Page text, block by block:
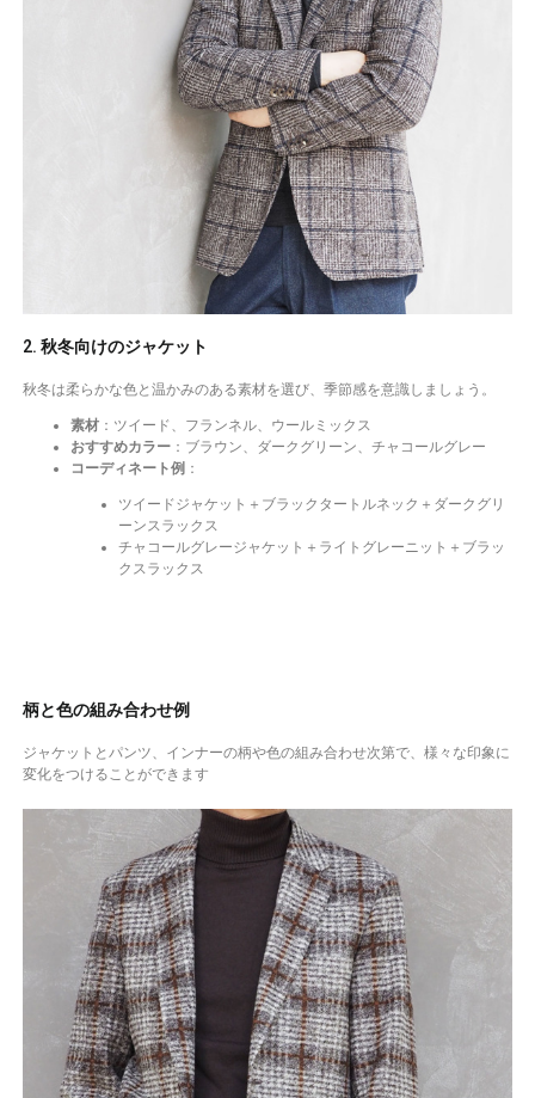
2. 秋冬向けのジャケット
秋冬は柔らかな色と温かみのある素材を選び、季節感を意識しましょう。
素材：ツイード、フランネル、ウールミックス
おすすめカラー：ブラウン、ダークグリーン、チャコールグレー
コーディネート例 ：
ツイードジャケット＋ブラックタートルネック＋ダークグリ
ーンスラックス
チャコールグレージャケット＋ライトグレーニット＋ブラッ
クスラックス
柄と色の組み合わせ例
ジャケットとパンツ、インナーの柄や色の組み合わせ次第で、様々な印象に
変化をつけることができます